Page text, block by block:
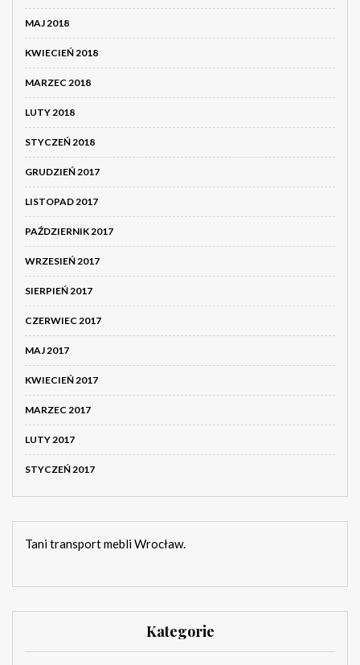
MAJ 2018
KWIECIEŃ 2018
MARZEC 2018
LUTY 2018
STYCZEŃ 2018
GRUDZIEŃ 2017
LISTOPAD 2017
PAŹDZIERNIK 2017
WRZESIEŃ 2017
SIERPIEŃ 2017
CZERWIEC 2017
MAJ 2017
KWIECIEŃ 2017
MARZEC 2017
LUTY 2017
STYCZEŃ 2017
Tani transport mebli Wrocław.
Kategorie